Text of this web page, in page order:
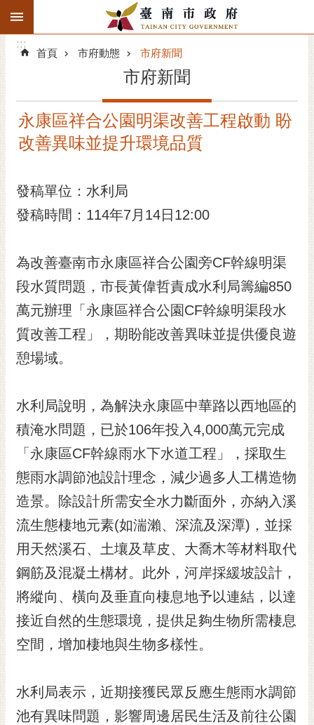
跳到主要內容區塊
搜
階
精彩府城
市府團隊
主題服務
市政資訊
市民互動
黃
偉
哲
光
花
泉
桐
花
祭
網
站
導
覽
訂
閱
RSS
閱
電
子
:::
:::
首頁 市府動態 市府新聞
市府新聞
永康區祥合公園明渠改善工程啟動 盼
改善異味並提升環境品質
發稿單位：水利局
發稿時間：114年7月14日12:00
為改善臺南市永康區祥合公園旁CF幹線明渠
段水質問題，市長黃偉哲責成水利局籌編850
萬元辦理「永康區祥合公園CF幹線明渠段水
質改善工程」，期盼能改善異味並提供優良遊
憩場域。
水利局說明，為解決永康區中華路以西地區的
積淹水問題，已於106年投入4,000萬元完成
「永康區CF幹線雨水下水道工程」，採取生
態雨水調節池設計理念，減少過多人工構造物
造景。除設計所需安全水力斷面外，亦納入溪
流生態棲地元素(如湍瀨、深流及深潭)，並採
用天然溪石、土壤及草皮、大喬木等材料取代
鋼筋及混凝土構材。此外，河岸採緩坡設計，
將縱向、橫向及垂直向棲息地予以連結，以達
接近自然的生態環境，提供足夠生物所需棲息
空間，增加棲地與生物多樣性。
水利局表示，近期接獲民眾反應生態雨水調節
池有異味問題，影響周邊居民生活及前往公園